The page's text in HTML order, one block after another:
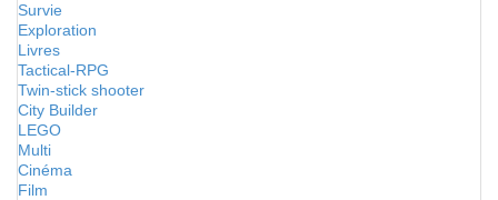
Survie
Exploration
Livres
Tactical-RPG
Twin-stick shooter
City Builder
LEGO
Multi
Cinéma
Film